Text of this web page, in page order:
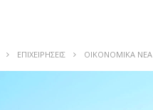
ΕΠΙΧΕΙΡΗΣΕΙΣ ΟΙΚΟΝΟΜΙΚΑ ΝΕΑ